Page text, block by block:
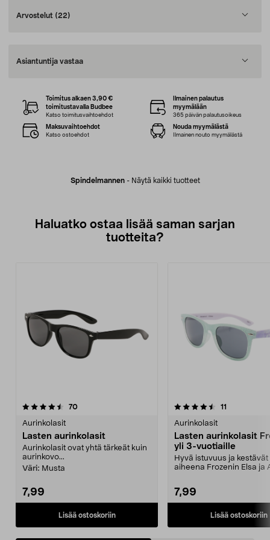
Arvostelut (22)
Asiantuntija vastaa
Spindelmannen- Näytä kaikki tuotteet
Toimitus alkaen 3,90 €
toimitustavalla Budbee
Katso toimitusvaihtoehdot
Ilmainen palautus
myymälään
365 päivän palautusoikeus
Maksuvaihtoehdot
Katso ostoehdot
Nouda myymälästä
Ilmainen nouto myymälästä
Haluatko ostaa lisää saman sarjan
tuotteita?
70arvostelut
Aurinkolasit
Lasten aurinkolasit
Aurinkolasit ovat yhtä tärkeät kuin
aurinkovo...
Väri: Musta
7,99
Lisää ostoskoriin
4.5viidestä
11
Aurinkolasit
Lasten aurinkolasit
yli 3-vuotiaille
Hyvä istuvuus ja
aiheena Frozenin Elsa ja
7,99
Lisää ostoskoriin
3.5viidestä